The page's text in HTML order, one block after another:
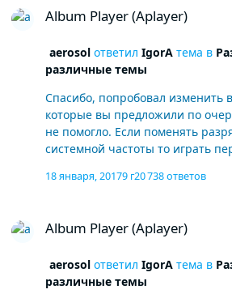
Album Player (Aplayer)
aerosolответил IgorAтема в
различные темы
Спасибо, попробовал изменить
которые вы предложили по
не помогло. Если поменять
системной частоты то играть
конкретно с хайрезами 24/44 и
хуже.
18 января, 20179 г20 738 ответов
Album Player (Aplayer)
aerosolответил IgorAтема в
различные темы